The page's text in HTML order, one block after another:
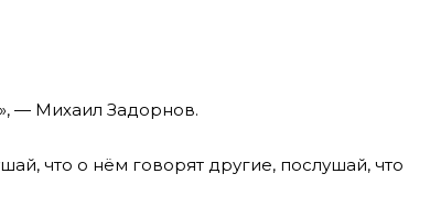
— Михаил Задорнов.
что о нём говорят другие, послушай, что